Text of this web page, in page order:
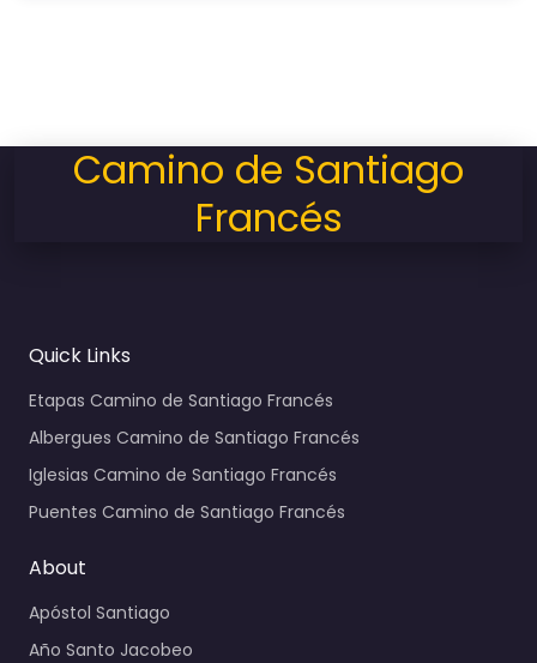
Camino de Santiago
Francés
Quick Links
Etapas Camino de Santiago Francés
Albergues Camino de Santiago Francés
Iglesias Camino de Santiago Francés
Puentes Camino de Santiago Francés
About
Apóstol Santiago
Año Santo Jacobeo